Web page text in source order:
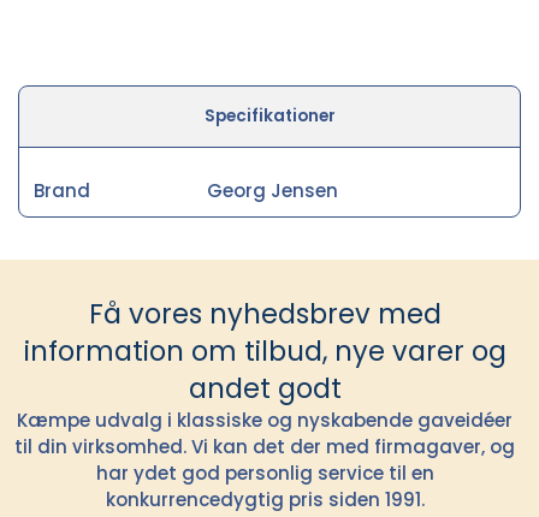
Specifikationer
Brand Georg Jensen
Få vores nyhedsbrev med
information om tilbud, nye varer og
andet godt
Kæmpe udvalg i klassiske og nyskabende gaveidéer
til din virksomhed. Vi kan det der med firmagaver, og
har ydet god personlig service til en
konkurrencedygtig pris siden 1991.